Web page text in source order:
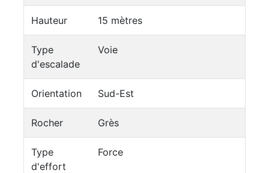
Hauteur 15 mètres
Type
d'escalade
Voie
Orientation Sud-Est
Rocher Grès
Type
d'effort
Force